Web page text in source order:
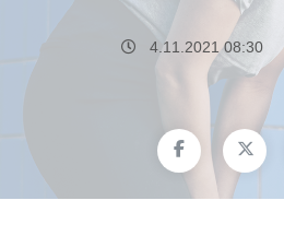
4.11.2021 08:30